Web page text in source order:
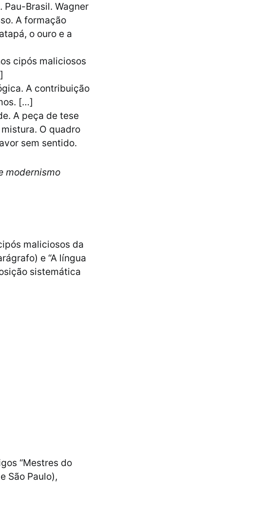
Pau-Brasil. Wagner
A formação
o ouro e a
cipós maliciosos
A contribuição
[…]
A peça de tese
O quadro
sem sentido.
modernismo
maliciosos da
e “A língua
sistemática
“Mestres do
São Paulo),